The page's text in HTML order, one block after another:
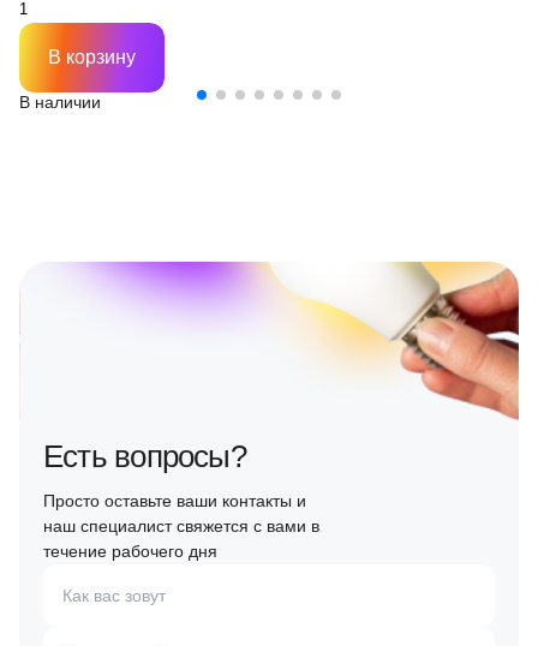
В наличии
В корзину
Есть вопросы?
Просто оставьте ваши контакты и
наш специалист свяжется с вами в
течение рабочего дня
Как вас зовут